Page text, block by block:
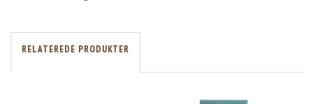
RELATEREDE PRODUKTER